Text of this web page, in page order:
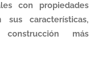
con propiedades
características,
más